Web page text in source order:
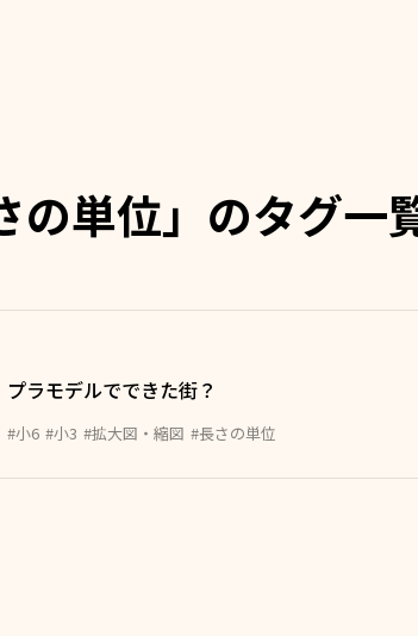
の単位」のタグ一
プラモデルでできた街？
#小6 #小3 #拡大図・縮図 #長さの単位